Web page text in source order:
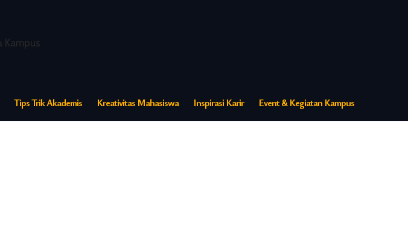
Tips Trik Akademis Kreativitas Mahasiswa Inspirasi Karir Event & Kegiatan Kampus